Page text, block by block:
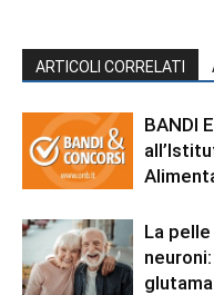
ARTICOLI CORRELATI
BANDI
La